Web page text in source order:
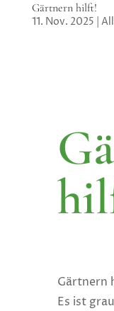
Gärtnern hilft!
11. Nov. 2025
Gärtnern
Es ist